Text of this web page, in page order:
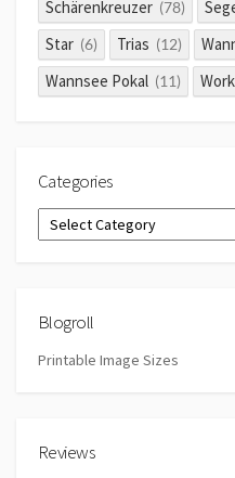
Schärenkreuzer (78)
Star (6) Trias (12)
Wannsee Pokal (11)
Categories
Categories
Blogroll
Printable Image Sizes
Reviews